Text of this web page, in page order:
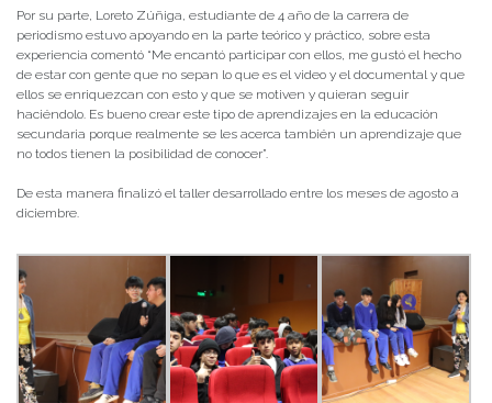
Por su parte, Loreto Zúñiga, estudiante de 4 año de la carrera de
periodismo estuvo apoyando en la parte teórico y práctico, sobre esta
experiencia comentó “Me encantó participar con ellos, me gustó el hecho
de estar con gente que no sepan lo que es el video y el documental y que
ellos se enriquezcan con esto y que se motiven y quieran seguir
haciéndolo. Es bueno crear este tipo de aprendizajes en la educación
secundaria porque realmente se les acerca también un aprendizaje que
no todos tienen la posibilidad de conocer”.
De esta manera finalizó el taller desarrollado entre los meses de agosto a
diciembre.